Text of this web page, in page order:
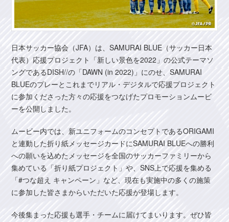
日本サッカー協会（JFA）は、SAMURAI BLUE（サッカー日本
代表）応援プロジェクト「新しい景色を2022」の公式テーマソ
ングであるDISH//の「DAWN (in 2022)」にのせ、SAMURAI
BLUEのプレーとこれまでリアル・デジタルで応援プロジェクト
に参加くださった方々の応援をつなげたプロモーションムービ
ーを公開しました。
ムービー内では、新ユニフォームのコンセプトであるORIGAMI
と連動した折り紙メッセージカードにSAMURAI BLUEへの勝利
への願いを込めたメッセージを全国のサッカーファミリーから
集めている「折り紙プロジェクト」や、SNS上で応援を集める
「#つな超え キャンペーン」など、現在も実施中の多くの施策
に参加した皆さまからいただいた応援が登場します。
今後集まった応援も選手・チームに届けてまいります。ぜひ皆